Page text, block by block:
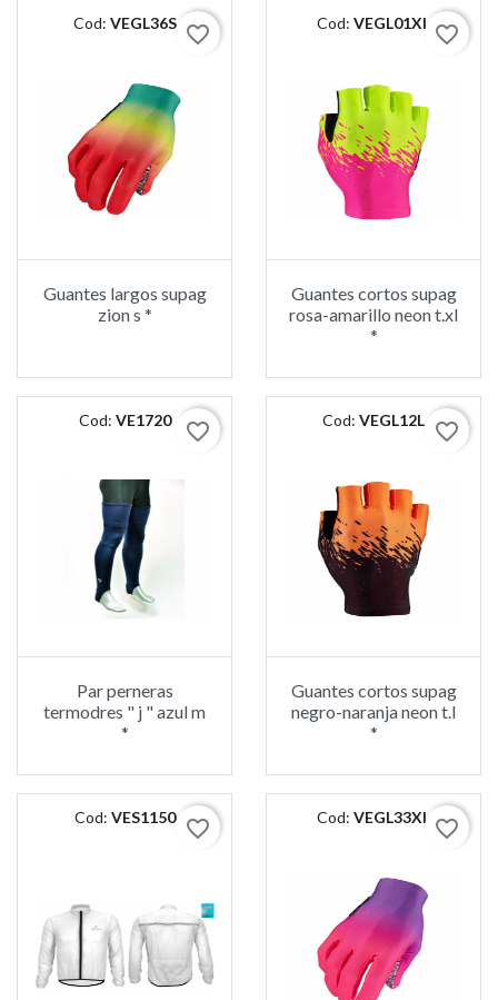
Cod: VEGL36S favorite_border
Guantes largos supag
zion s *
Cod: VEGL01XL favorite_border
Guantes cortos supag
rosa-amarillo neon t.xl
*
Cod: VE1720 favorite_border
Par perneras
termodres " j " azul m
*
Cod: VEGL12L favorite_border
Guantes cortos supag
negro-naranja neon t.l
*
Cod: VES1150 favorite_border Cod: VEGL33XL favorite_border